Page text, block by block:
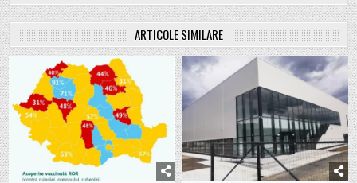
ARTICOLE SIMILARE